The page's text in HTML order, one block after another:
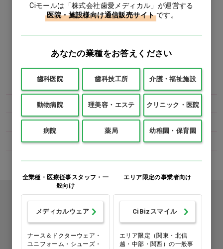
カテゴリー
ヘアケア トリートメント
理美容 パーマ剤 パーマ用処理剤
理美容 カラー剤 ヘアカラー用処理剤
カタログをご利用のお客様
商品コード入力でクイックオーダー
Ciモールは「株式会社歯愛メディカル」が運営する
医院・施設様向け通信販売サイト です。
あなたの業種をお答えください
歯科医院 歯科技工所 介護・福祉施設
動物病院 理美容・エステ クリニック・医院
病院 薬局 幼稚園・保育園
全業種・医療従事スタッフ・一
般向け
メディカルウェア
ナース＆ドクターウェア・
ユニフォーム・シューズ・
エリア限定の事業者向け
CiBizスマイル
エリア限定（関東・北信
越・中部・関西）の一般事